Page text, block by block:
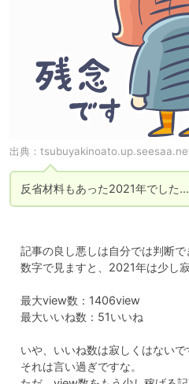
出典：
記事の良し悪しは自分では判断で
数字で見ますと、2021年は少し寂
最大view数：1406view
最大いいね数：51いいね
いや、いいね数は寂しくはないで
それは言い過ぎですな。